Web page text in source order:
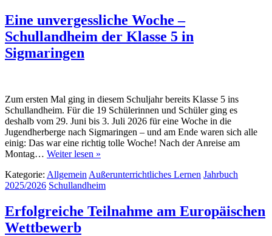
Eine unvergessliche Woche –
Schullandheim der Klasse 5 in
Sigmaringen
Zum ersten Mal ging in diesem Schuljahr bereits Klasse 5 ins
Schullandheim. Für die 19 Schülerinnen und Schüler ging es
deshalb vom 29. Juni bis 3. Juli 2026 für eine Woche in die
Jugendherberge nach Sigmaringen – und am Ende waren sich alle
einig: Das war eine richtig tolle Woche! Nach der Anreise am
Montag… Weiter lesen »
Kategorie: Allgemein Außerunterrichtliches Lernen Jahrbuch
2025/2026 Schullandheim
Erfolgreiche Teilnahme am Europäischen
Wettbewerb